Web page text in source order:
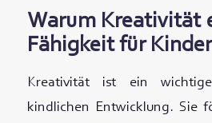
Warum Kreativität
Fähigkeit für
Kreativität ist ein
kindlichen Entwicklung. Sie